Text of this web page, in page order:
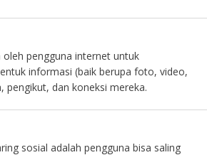
oleh pengguna internet untuk
informasi (baik berupa foto, video,
pengikut, dan koneksi mereka.
sosial adalah pengguna bisa saling